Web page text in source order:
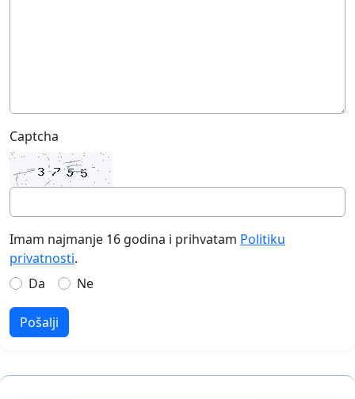
Captcha
Imam najmanje 16 godina i prihvatam Politiku
privatnosti.
Da
Ne
Pošalji